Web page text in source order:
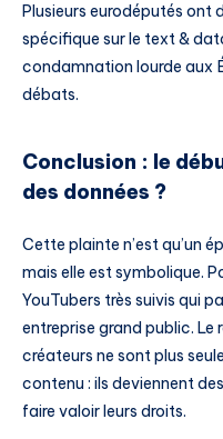
Plusieurs eurodéputés ont
spécifique sur le text &
condamnation lourde aux
débats.
Conclusion : le
des données ?
Cette plainte n’est qu’un
mais elle est symbolique.
YouTubers très suivis qui
entreprise grand public.
créateurs ne sont plus
contenu : ils deviennent
faire valoir leurs droits.